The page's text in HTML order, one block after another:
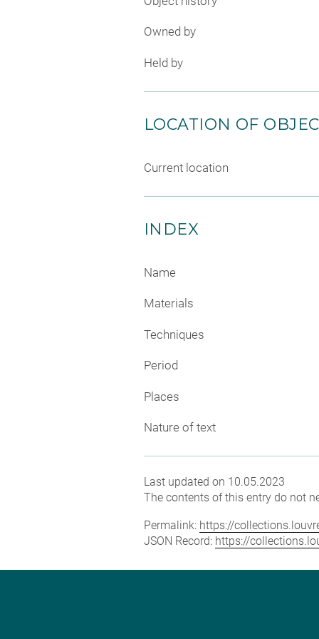
Owned by
Held by
LOCATION OF
Current location
INDEX
Name
Materials
Techniques
Period
Places
Nature of text
Last updated on 10.05.2023
The contents of this entry do not
Permalink: https://
JSON Record: https://